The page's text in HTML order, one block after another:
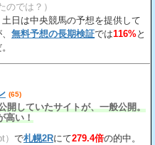
のでは？）
日は中央競馬の予想を提供して
無料予想の長期検証では116%と
(65)
開していたサイトが、一般公開。
高い！
で札幌2Rにて279.4倍の的中。